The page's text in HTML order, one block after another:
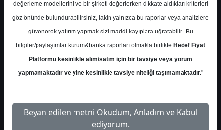
Kurum Sayısı
21
10 1
Paralel
Get.
3
Üstü
Get.
4
Yok
1
2
değerleme modellerini ve bir şirketi değerlerken dikkate aldıkları kriterleri
göz önünde bulundurabilirsiniz, lakin yalnızca bu raporlar veya analizlere
güvenerek yatırım yapmak sizi maddi kayıplara uğratabilir.. Bu
bilgiler/paylaşımlar kurum&banka raporları olmakla birlikte Hedef Fiyat
Platformu kesinlikle alım/satım için bir tavsiye veya yorum
yapmamaktadır ve yine kesinlikle tavsiye niteliği taşımamaktadır."
Beyan edilen metni Okudum, Anladım ve Kabul
ediyorum.